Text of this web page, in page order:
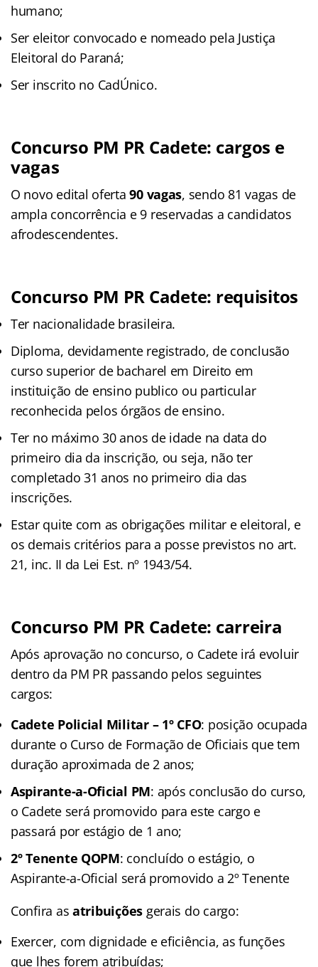
humano;
Ser eleitor convocado e nomeado pela Justiça
Eleitoral do Paraná;
Ser inscrito no CadÚnico.
Concurso PM PR Cadete: cargos e
vagas
O novo edital oferta90 vagas, sendo 81 vagas de
ampla concorrência e 9 reservadas a candidatos
afrodescendentes.
Concurso PM PR Cadete: requisitos
Ter nacionalidade brasileira.
Diploma, devidamente registrado, de conclusão
curso superior de bacharel em Direito em
instituição de ensino publico ou particular
reconhecida pelos órgãos de ensino.
Ter no máximo 30 anos de idade na data do
primeiro dia da inscrição, ou seja, não ter
completado 31 anos no primeiro dia das
inscrições.
Estar quite com as obrigações militar e eleitoral, e
os demais critérios para a posse previstos no art.
21, inc. II da Lei Est. nº 1943/54.
Concurso PM PR Cadete: carreira
Após aprovação no concurso, o Cadete irá evoluir
dentro da PM PR passando pelos seguintes
cargos:
Cadete Policial Militar – 1º CFO: posição ocupada
durante o Curso de Formação de Oficiais que tem
duração aproximada de 2 anos;
Aspirante-a-Oficial PM: após conclusão do curso,
o Cadete será promovido para este cargo e
passará por estágio de 1 ano;
2º Tenente QOPM: concluído o estágio, o
Aspirante-a-Oficial será promovido a 2º Tenente
Confira asatribuições gerais do cargo:
Exercer, com dignidade e eficiência, as funções
que lhes forem atribuídas;